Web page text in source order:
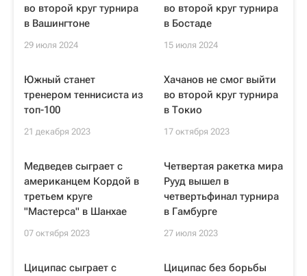
во второй круг турнира
в Вашингтоне
29 июля 2024
во второй круг турнира
в Бостаде
15 июля 2024
Южный станет
тренером теннисиста из
топ-100
21 декабря 2023
Хачанов не смог выйти
во второй круг турнира
в Токио
17 октября 2023
Медведев сыграет с
американцем Кордой в
третьем круге
"Мастерса" в Шанхае
07 октября 2023
Четвертая ракетка мира
Рууд вышел в
четвертьфинал турнира
в Гамбурге
27 июля 2023
Циципас сыграет с
Циципас без борьбы